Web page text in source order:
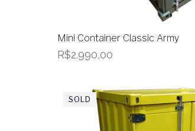
Mini Container Classic Army
R$2.990,00